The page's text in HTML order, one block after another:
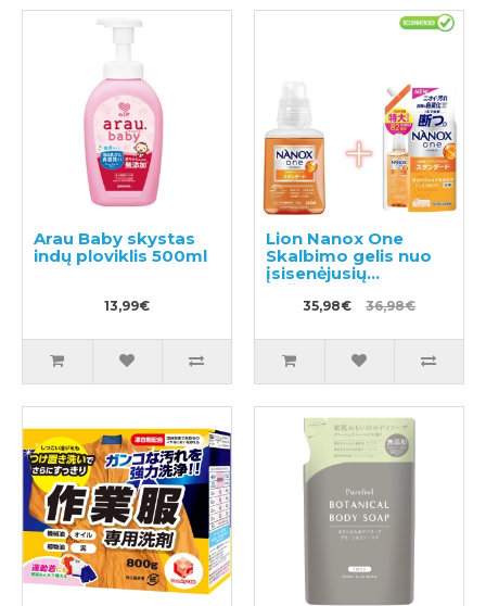
Arau Baby skystas
indų ploviklis 500ml
13,99€
Lion Nanox One
Skalbimo gelis nuo
įsisenėjusių
nešvarumų 380g +
užpildas 820g
35,98€ 36,98€